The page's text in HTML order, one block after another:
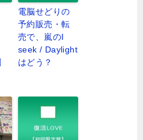
電脳せどりの
予約販売・転
売で、嵐のI
seek / Daylight
はどう？